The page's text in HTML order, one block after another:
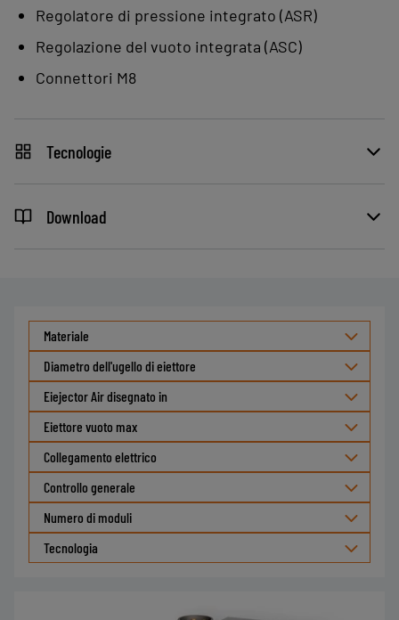
consumo di energia.
Regolatore di pressione integrato (ASR)
Regolazione del vuoto integrata (ASC)
Connettori M8
Tecnologie
Download
Materiale
Diametro dell'ugello di eiettore
Eiejector Air disegnato in
Eiettore vuoto max
Collegamento elettrico
Controllo generale
Numero di moduli
Tecnologia